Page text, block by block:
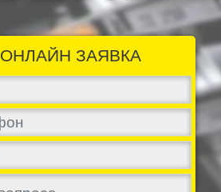
ОНЛАЙН ЗАЯВКА